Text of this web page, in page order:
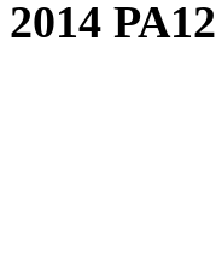
2014 PA12